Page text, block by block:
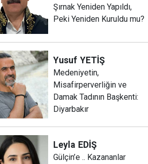
Şırnak Yeniden Yapıldı,
Peki Yeniden Kuruldu mu?
Yusuf YETİŞ
Medeniyetin,
Misafirperverliğin ve
Damak Tadının Başkenti:
Diyarbakır
Leyla EDİŞ
Gülçin’e .. Kazananlar